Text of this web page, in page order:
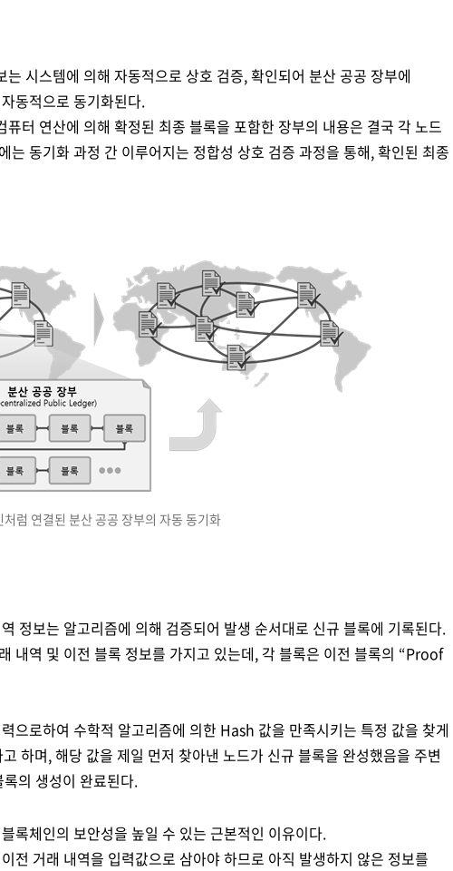
시스템에 의해 자동적으로 상호 검증, 확인되어 분산 공공 장부에
동적으로 동기화된다.
터 연산에 의해 확정된 최종 블록을 포함한 장부의 내용은 결국 각 노드
는 동기화 과정 간 이루어지는 정합성 상호 검증 과정을 통해, 확인된 최종
처럼 연결된 분산 공공 장부의 자동 동기화
정보는 알고리즘에 의해 검증되어 발생 순서대로 신규 블록에 기록된다.
내역 및 이전 블록 정보를 가지고 있는데, 각 블록은 이전 블록의 “Proof
으로하여 수학적 알고리즘에 의한 Hash 값을 만족시키는 특정 값을 찾게
하며, 해당 값을 제일 먼저 찾아낸 노드가 신규 블록을 완성했음을 주변
의 생성이 완료된다.
록체인의 보안성을 높일 수 있는 근본적인 이유이다.
전 거래 내역을 입력값으로 삼아야 하므로 아직 발생하지 않은 정보를